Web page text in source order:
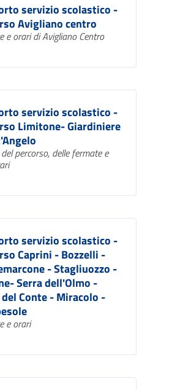
servizio scolastico -
Avigliano centro
e orari di Avigliano Centro
servizio scolastico -
Limitone- Giardiniere
percorso, delle fermate e
servizio scolastico -
Caprini - Bozzelli -
- Stagliuozzo -
Serra dell'Olmo -
Conte - Miracolo -
e orari